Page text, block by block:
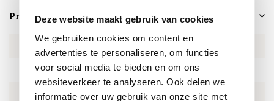
Deze website maakt gebruik van cookies
We gebruiken cookies om content en
advertenties te personaliseren, om functies
voor social media te bieden en om ons
websiteverkeer te analyseren. Ook delen we
informatie over uw gebruik van onze site met
Productspecificaties
Artikelnummer
SKU AL1732-T-Dia90-wit
EAN 8720848317482